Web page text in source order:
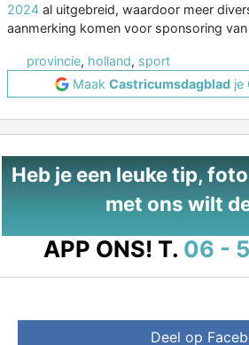
2024 al uitgebreid, waardoor meer
aanmerking komen voor sponsoring
provincie, holland, sport
Maak Castricumsdagblad je
Heb je een leuke tip,
met ons wilt
APP ONS! T. 06 -
Deel op